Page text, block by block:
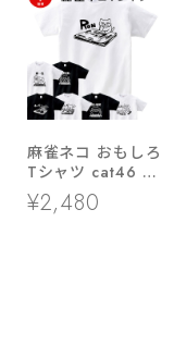
麻雀ネコ おもしろ
Tシャツ cat46 国
士無双 緑一色 大
三元 九連宝燈 ロ
¥2,480